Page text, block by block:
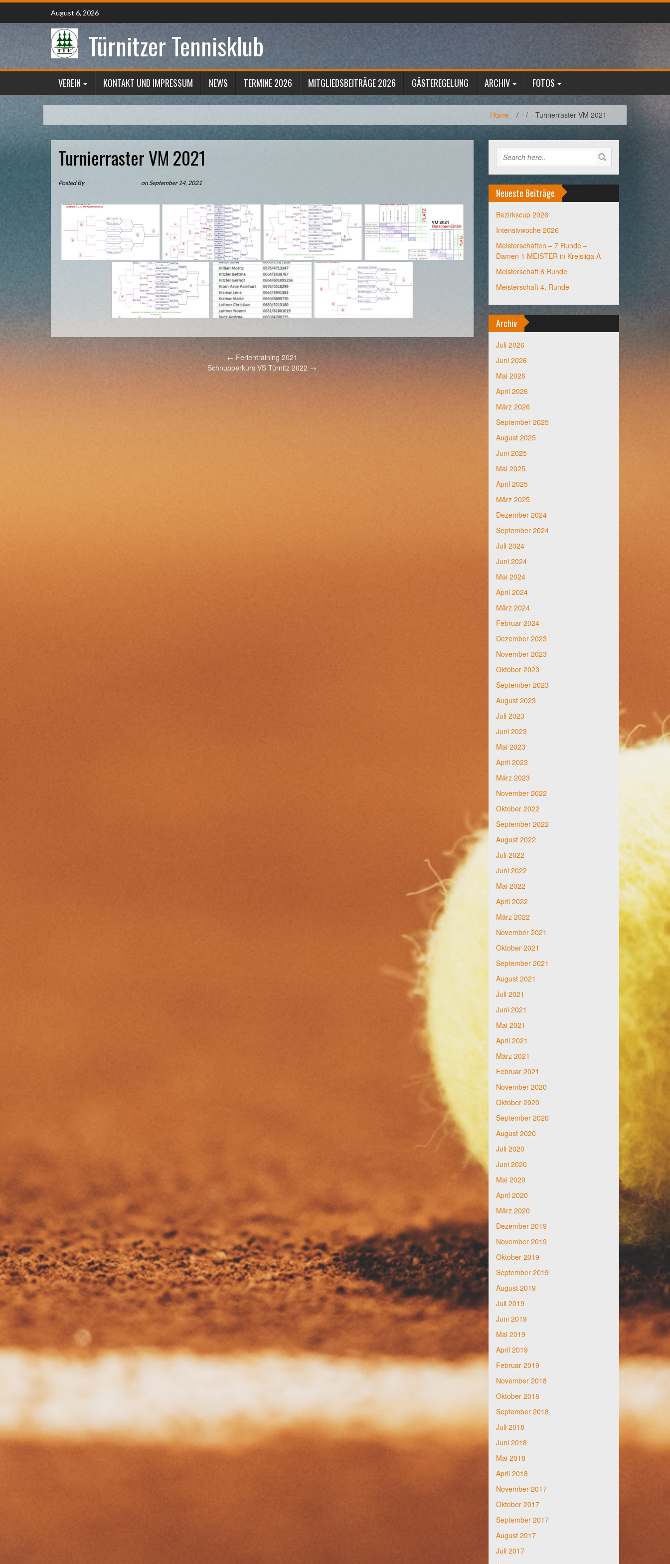
Skip
content
August 6, 2026
Türnitzer Tennisklub
VEREIN KONTAKT UND IMPRESSUM NEWS TERMINE 2026 MITGLIEDSBEITRÄGE 2026 GÄSTEREGELUNG ARCHIV FOTOS
Home / / Turnierraster VM 2021
Turnierraster VM 2021
Posted By on September 14, 2021
Post ← Ferientraining 2021
Schnupperkurs VS Türnitz 2022 →
Neueste Beiträge
Bezirkscup 2026
Intensivwoche 2026
Meisterschaften – 7 Runde –
Damen 1 MEISTER in Kreisliga A
Meisterschaft 6.Runde
Meisterschaft 4. Runde
Archiv
Juli 2026
Juni 2026
Mai 2026
April 2026
März 2026
September 2025
August 2025
Juni 2025
Mai 2025
April 2025
März 2025
Dezember 2024
September 2024
Juli 2024
Juni 2024
Mai 2024
April 2024
März 2024
Februar 2024
Dezember 2023
November 2023
Oktober 2023
September 2023
August 2023
Juli 2023
Juni 2023
Mai 2023
April 2023
März 2023
November 2022
Oktober 2022
September 2022
August 2022
Juli 2022
Juni 2022
Mai 2022
April 2022
März 2022
November 2021
Oktober 2021
September 2021
August 2021
Juli 2021
Juni 2021
Mai 2021
April 2021
März 2021
Februar 2021
November 2020
Oktober 2020
September 2020
August 2020
Juli 2020
Juni 2020
Mai 2020
April 2020
März 2020
Dezember 2019
November 2019
Oktober 2019
September 2019
August 2019
Juli 2019
Juni 2019
Mai 2019
April 2019
Februar 2019
November 2018
Oktober 2018
September 2018
Juli 2018
Juni 2018
Mai 2018
April 2018
November 2017
Oktober 2017
September 2017
August 2017
Juli 2017